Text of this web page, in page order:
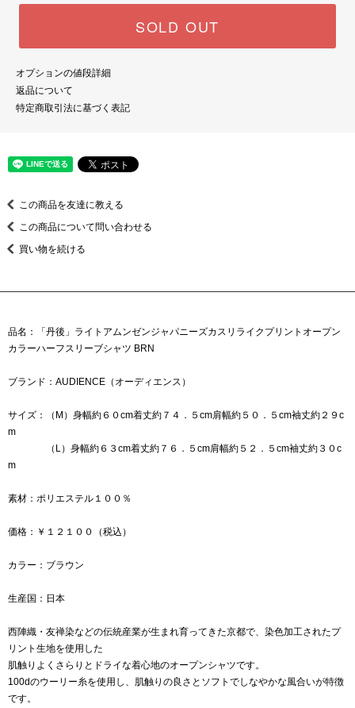
SOLD OUT
オプションの値段詳細
返品について
特定商取引法に基づく表記
この商品を友達に教える
この商品について問い合わせる
買い物を続ける
品名：「丹後」ライトアムンゼンジャパニーズカスリライクプリントオープン
カラーハーフスリーブシャツ BRN
ブランド：AUDIENCE（オーディエンス）
サイズ：（M）身幅約６０cm着丈約７４．５cm肩幅約５０．５cm袖丈約２９c
m
（L）身幅約６３cm着丈約７６．５cm肩幅約５２．５cm袖丈約３０c
m
素材：ポリエステル１００％
価格：￥１２１００（税込）
カラー：ブラウン
生産国：日本
西陣織・友禅染などの伝統産業が生まれ育ってきた京都で、染色加工されたプ
リント生地を使用した
肌触りよくさらりとドライな着心地のオープンシャツです。
100dのウーリー糸を使用し、肌触りの良さとソフトでしなやかな風合いが特徴
です。